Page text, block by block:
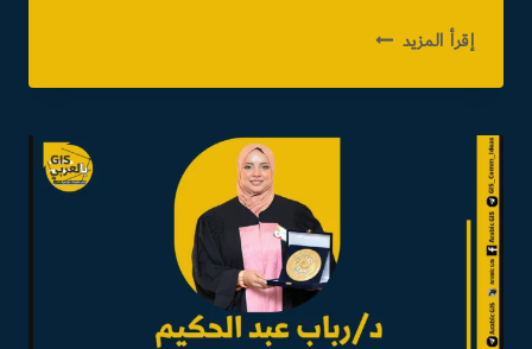
إقرأ المزيد أنت
2026